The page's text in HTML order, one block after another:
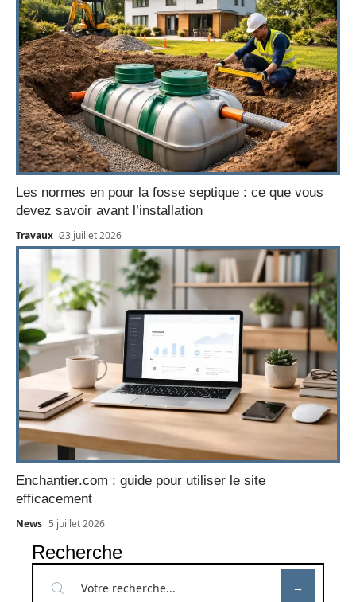
Les normes en pour la fosse septique : ce que vous
devez savoir avant l’installation
Travaux 23 juillet 2026
Enchantier.com : guide pour utiliser le site
efficacement
News 5 juillet 2026
Recherche